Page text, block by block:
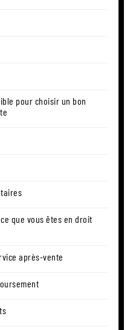
pour choisir un bon
que vous êtes en droit
après-vente